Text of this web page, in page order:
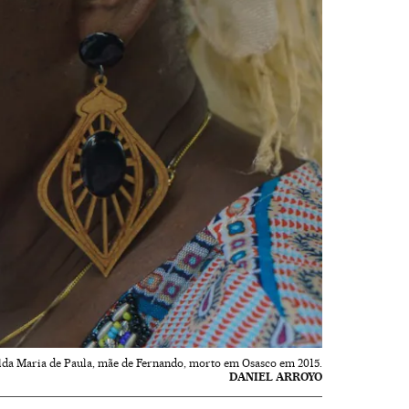
Maria de Paula, mãe de Fernando, morto em Osasco em 2015.
DANIEL ARROYO